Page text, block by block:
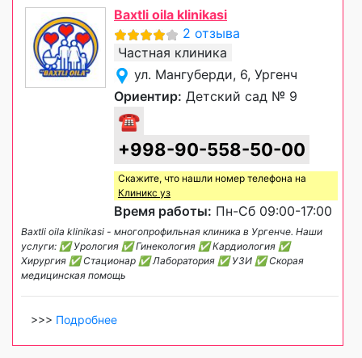
Baxtli oila klinikasi
2 отзыва
Частная клиника
ул. Мангуберди, 6, Ургенч
Ориентир: Детский сад № 9
☎
+998-90-558-50-00
Скажите, что нашли номер телефона на
Клиникс уз
Время работы: Пн-Сб 09:00-17:00
Baxtli oila klinikasi - многопрофильная клиника в Ургенче. Наши
услуги: ✅ Урология ✅ Гинекология ✅ Кардиология ✅
Хирургия ✅ Стационар ✅ Лаборатория ✅ УЗИ ✅ Скорая
медицинская помощь
>>> Подробнее